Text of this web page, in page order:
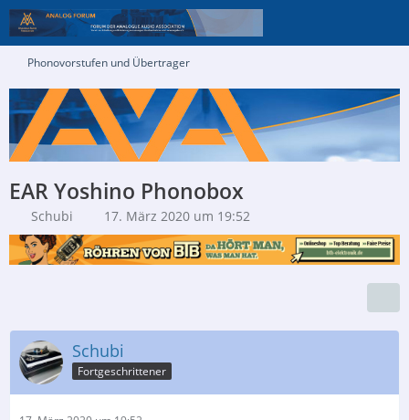
Phonovorstufen und Übertrager
EAR Yoshino Phonobox
Schubi 17. März 2020 um 19:52
Schubi
Fortgeschrittener